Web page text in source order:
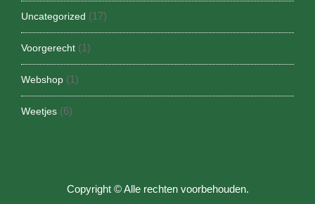
Uncategorized (17)
Voorgerecht (1)
Webshop (1)
Weetjes (6)
Copyright © Alle rechten voorbehouden.